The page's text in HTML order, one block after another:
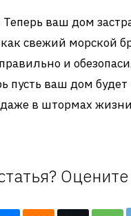
ваш дом
свежий морской
и
пусть ваш дом
в штормах